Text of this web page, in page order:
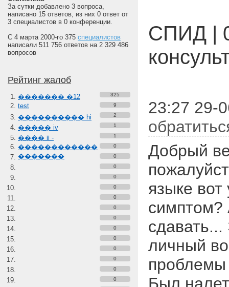
За сутки добавлено 3 вопроса,
написано 15 ответов, из них 0 ответ от
3 специалистов в 0 конференции.
С 4 марта 2000-го 375 специалистов
написали 511 756 ответов на 2 329 486
вопросов
Рейтинг жалоб
������� �12 325
test 9
���������� hi 2
����� iv 1
���� ii -
������������
�������
1
0
0
0
0
0
0
0
0
0
0
0
0
0
0
СПИД |
23:27 29-
Добрый
языке
симптом?
сдавать...
личный
проблемы